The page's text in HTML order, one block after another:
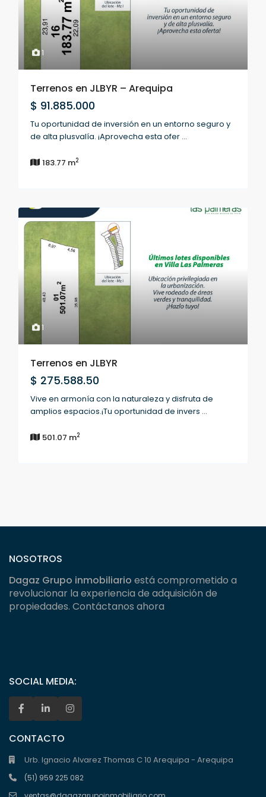
1
Terrenos en JLBYR – Arequipa
$ 91.885.000
Tu oportunidad de inversión en un entorno seguro y
de alta plusvalía. ¡Aprovecha esta ofer ...
183.77 m2
1
Terrenos en JLBYR
$ 275.588.50
Vive en armonía con la naturaleza y disfruta de
amplios espacios.¡Tu oportunidad de invers ...
501.07 m2
NOSOTROS
Dagaz Grupo inmobiliario está comprometido a
revolucionar la experiencia de adquisición de
propiedades. Contáctanos ahora
SOCIAL MEDIA:
CONTACTO
Urb. Ignacio Alvarez Thomas C 10 Arequipa - Arequipa
(51) 959 225 082